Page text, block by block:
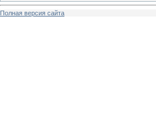
Полная версия сайта